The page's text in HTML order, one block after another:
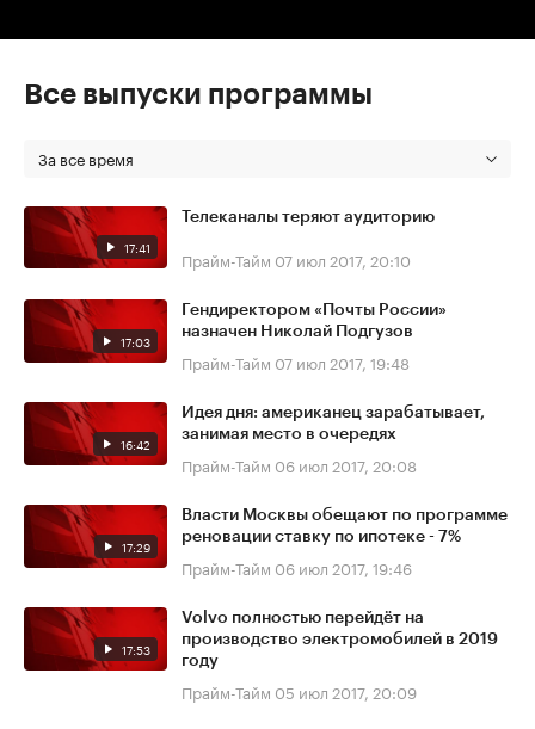
Все выпуски программы
За все время
17:41
Телеканалы теряют аудиторию
Прайм-Тайм 07 июл 2017, 20:10
17:03
Гендиректором «Почты России»
назначен Николай Подгузов
Прайм-Тайм 07 июл 2017, 19:48
16:42
Идея дня: американец зарабатывает,
занимая место в очередях
Прайм-Тайм 06 июл 2017, 20:08
17:29
Власти Москвы обещают по программе
реновации ставку по ипотеке - 7%
Прайм-Тайм 06 июл 2017, 19:46
17:53
Volvo полностью перейдёт на
производство электромобилей в 2019
году
Прайм-Тайм 05 июл 2017, 20:09